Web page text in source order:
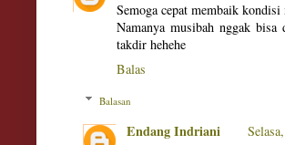
Semoga cepat membaik
Namanya musibah nggak
takdir hehehe
Balas
Balasan
Endang Indriani